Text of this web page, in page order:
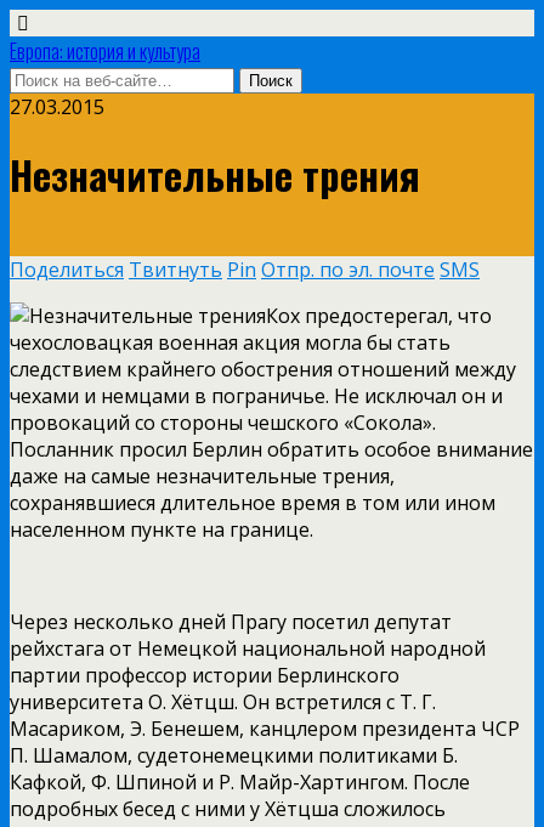
Европа: история и культура
27.03.2015
Незначительные трения
Поделиться Твитнуть Pin Отпр. по эл. почте SMS
Кох предостерегал, что
чехословацкая военная акция могла бы стать
следствием крайнего обострения отношений между
чехами и немцами в пограничье. Не исключал он и
провокаций со стороны чешского «Сокола».
Посланник просил Берлин обратить особое внимание
даже на самые незначительные трения,
сохранявшиеся длительное время в том или ином
населенном пункте на границе.
Через несколько дней Прагу посетил депутат
рейхстага от Немецкой национальной народной
партии профессор истории Берлинского
университета О. Хётцш. Он встретился с Т. Г.
Масариком, Э. Бенешем, канцлером президента ЧСР
П. Шамалом, судетонемецкими политиками Б.
Кафкой, Ф. Шпиной и Р. Майр-Хартингом. После
подробных бесед с ними у Хётцша сложилось